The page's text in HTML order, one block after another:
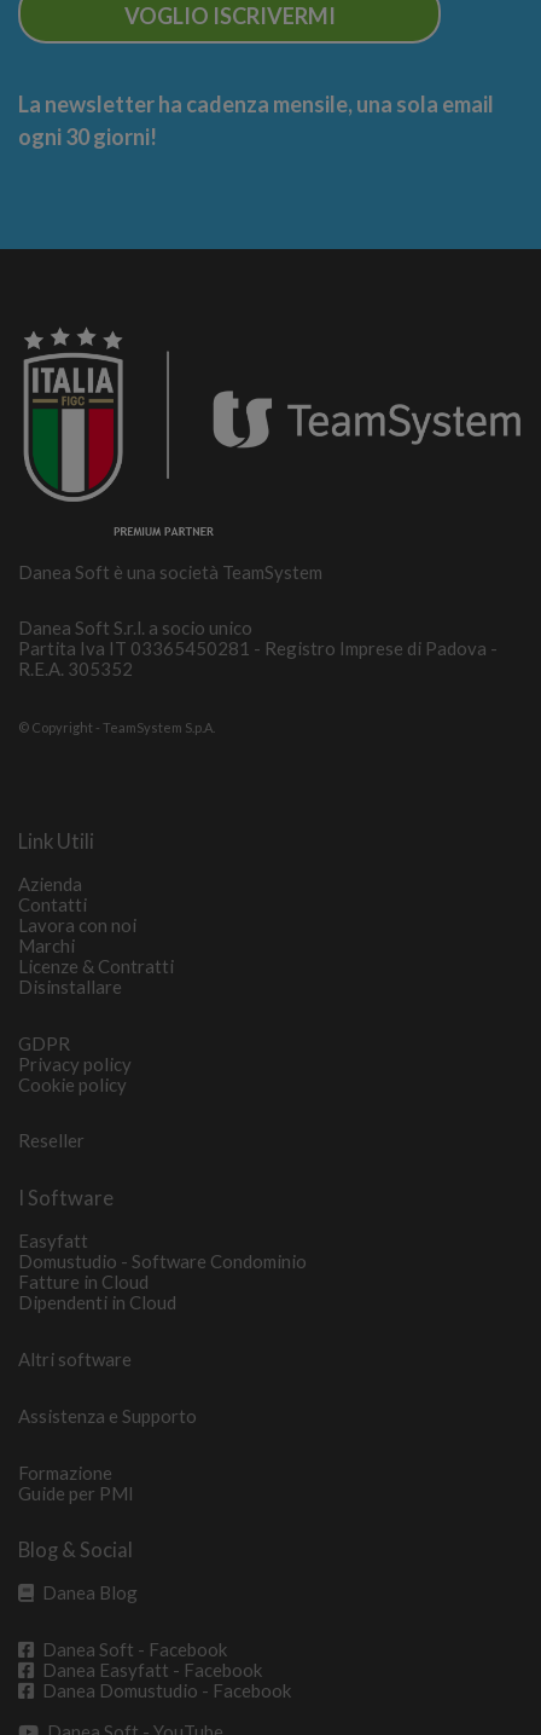
VOGLIO ISCRIVERMI
La newsletter ha cadenza mensile, una sola email
ogni 30 giorni!
Danea Soft è una società TeamSystem
Danea Soft S.r.l. a socio unico
Partita Iva IT 03365450281 - Registro Imprese di Padova -
R.E.A. 305352
© Copyright - TeamSystem S.p.A.
Link Utili
Azienda
Contatti
Lavora con noi
Marchi
Licenze & Contratti
Disinstallare
GDPR
Privacy policy
Cookie policy
Reseller
I Software
Easyfatt
Domustudio - Software Condominio
Fatture in Cloud
Dipendenti in Cloud
Altri software
Assistenza e Supporto
Formazione
Guide per PMI
Blog & Social
Danea Blog
Danea Soft - Facebook
Danea Easyfatt - Facebook
Danea Domustudio - Facebook